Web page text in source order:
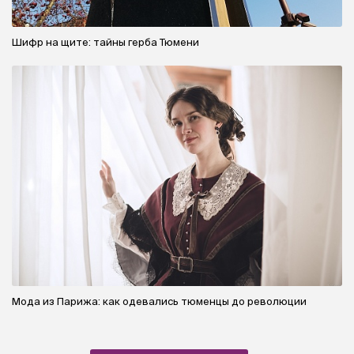
Шифр на щите: тайны герба Тюмени
Мода из Парижа: как одевались тюменцы до революции